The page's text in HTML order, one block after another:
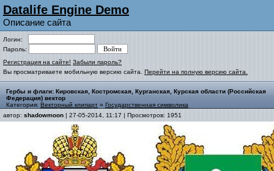
Datalife Engine Demo
Описание сайта
Логин:
Пароль:
Регистрация на сайте! Забыли пароль?
Вы просматриваете мобильную версию сайта. Перейти на полную версию сайта.
Гербы и флаги: Кировская, Костромская, Курганская, Курская области (Российская
Федерация) вектор
Категория: Векторный клипарт » Государственная символика
автор: shadowmoon | 27-05-2014, 11:17 | Просмотров: 1951